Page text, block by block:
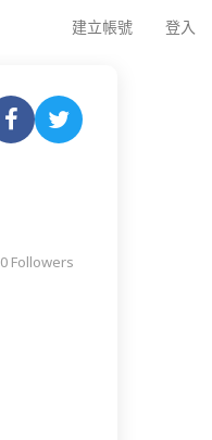
建立帳號 登入
0 Followers